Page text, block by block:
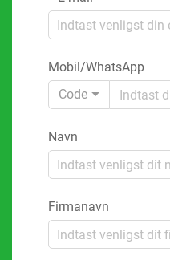
Mobil/WhatsApp
Code
Navn
Firmanavn